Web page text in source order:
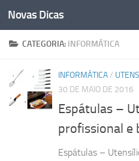
Skip to content
Novas Dicas
CATEGORIA: INFORMÁTICA
INFORMÁTICA/
30 DE MAIO DE 2016
Espátulas –
profissional e
Espátulas –